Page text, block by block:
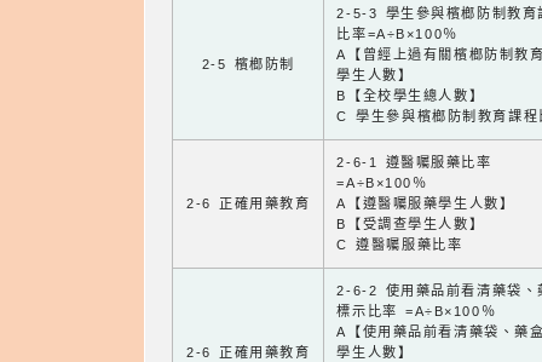
2-5 檳榔防制
2-5-3 學生參與檳榔防制教育
比率=A÷B×100％
A【曾經上過有關檳榔防制教
學生人數】
B【全校學生總人數】
C 學生參與檳榔防制教育課程
2-6 正確用藥教育
2-6-1 遵醫囑服藥比率
=A÷B×100％
A【遵醫囑服藥學生人數】
B【受調查學生人數】
C 遵醫囑服藥比率
2-6 正確用藥教育
2-6-2 使用藥品前看清藥袋、
標示比率 =A÷B×100％
A【使用藥品前看清藥袋、藥
學生人數】